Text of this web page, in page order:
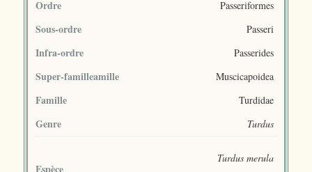
Ordre Passeriformes
Sous-ordre Passeri
Infra-ordre Passerides
Super-familleamille Muscicapoidea
Famille Turdidae
Genre Turdus
Espèce
Turdus merula